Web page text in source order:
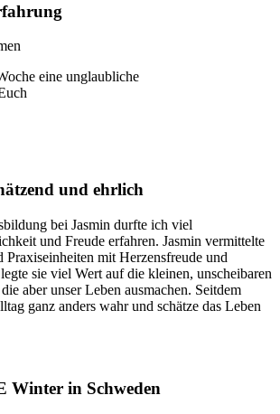
eine unglaubliche
und ehrlich
bei Jasmin durfte ich viel
und Freude erfahren. Jasmin vermittelte
Praxiseinheiten mit Herzensfreude und
sie viel Wert auf die kleinen, unscheibaren
aber unser Leben ausmachen. Seitdem
ganz anders wahr und schätze das Leben
Winter in Schweden